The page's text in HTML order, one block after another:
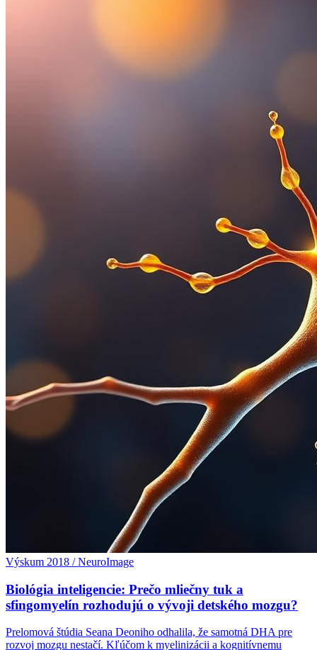
Výskum 2018 / NeuroImage
Biológia inteligencie: Prečo mliečny tuk a
sfingomyelín rozhodujú o vývoji detského mozgu?
Prelomová štúdia Seana Deoniho odhalila, že samotná DHA pre
rozvoj mozgu nestačí. Kľúčom k myelinizácii a kognitívnemu